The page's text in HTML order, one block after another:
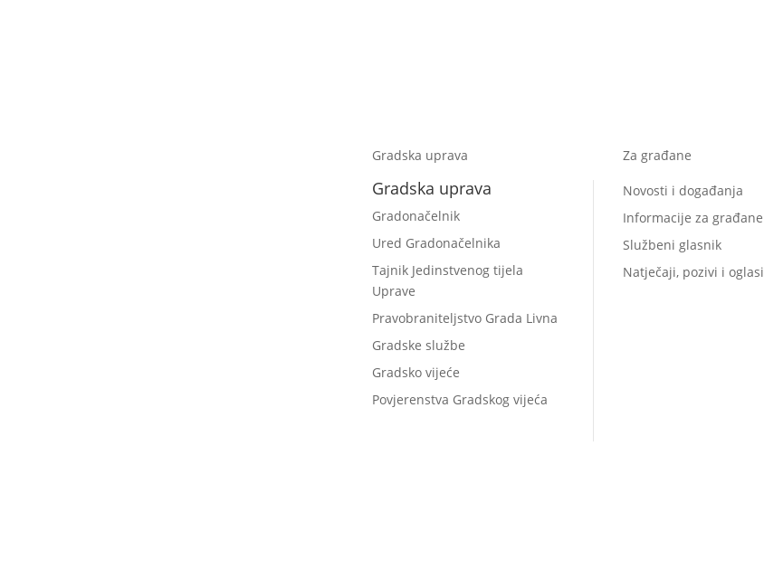
Gradska uprava
Gradska uprava
Gradonačelnik
Ured Gradonačelnika
Tajnik Jedinstvenog tijela
Uprave
Pravobraniteljstvo Grada Livna
Gradske službe
Gradsko vijeće
Povjerenstva Gradskog vijeća
Za građane
Novosti i događanja
Informacije za građane
Službeni glasnik
Natječaji, pozivi i oglasi